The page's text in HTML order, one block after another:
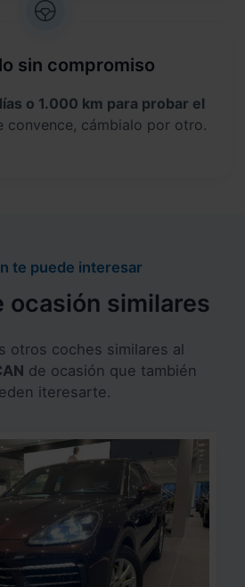
sin compromiso
o 1.000 km para probar el
convence, cámbialo por otro.
te puede interesar
ocasión similares
otros coches similares al
de ocasión que también
iteresarte.